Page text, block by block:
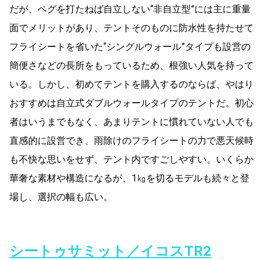
だが、ペグを打たねば自立しない“非自立型”には主に重量
面でメリットがあり、テントそのものに防水性を持たせて
フライシートを省いた“シングルウォール”タイプも設営の
簡便さなどの長所をもっているため、根強い人気を持って
いる。しかし、初めてテントを購入するのならば、やはり
おすすめは自立式ダブルウォールタイプのテントだ。初心
者はいうまでもなく、あまりテントに慣れていない人でも
直感的に設営でき、雨除けのフライシートの力で悪天候時
も不快な思いをせず、テント内ですごしやすい。いくらか
華奢な素材や構造になるが、1㎏を切るモデルも続々と登
場し、選択の幅も広い。
シートゥサミット／イコスTR2